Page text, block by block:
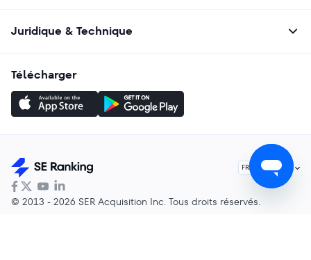
Juridique & Technique
Télécharger
FR Français
© 2013 - 2026 SER Acquisition Inc. Tous droits réservés.